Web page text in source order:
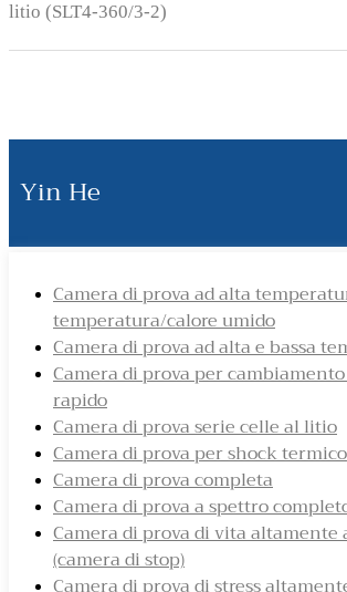
litio (SLT4-360/3-2)
Yin He
Camera di prova ad alta
temperatura/calore umido
Camera di prova ad alta e bassa
Camera di prova per
rapido
Camera di prova serie celle al litio
Camera di prova per shock termico
Camera di prova completa
Camera di prova a spettro
Camera di prova di vita altamente
(camera di stop)